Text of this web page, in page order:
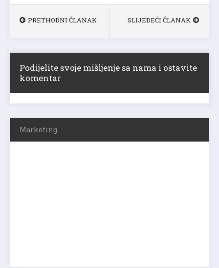
PRETHODNI ČLANAK SLIJEDEĆI ČLANAK
Podijelite svoje mišljenje sa nama i ostavite
komentar
Marketing